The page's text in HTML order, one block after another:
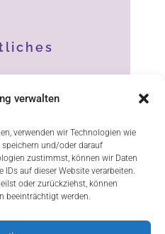
verwalten
verwenden wir Technologien wie
und/oder darauf
zustimmst, können wir Daten
auf dieser Website verarbeiten.
oder zurückziehst, können
beeinträchtigt werden.
(EU)